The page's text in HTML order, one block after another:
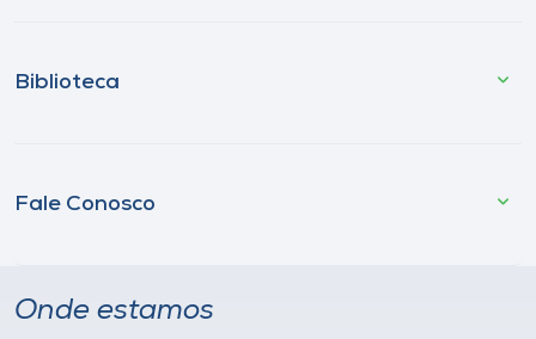
Biblioteca
Fale Conosco
Onde estamos